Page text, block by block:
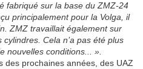
fabriqué sur la base du ZMZ-24
principalement pour la Volga, il
ZMZ travaillait également sur
Cela n’a pas été plus
nouvelles conditions... ».
des prochaines années, des UAZ